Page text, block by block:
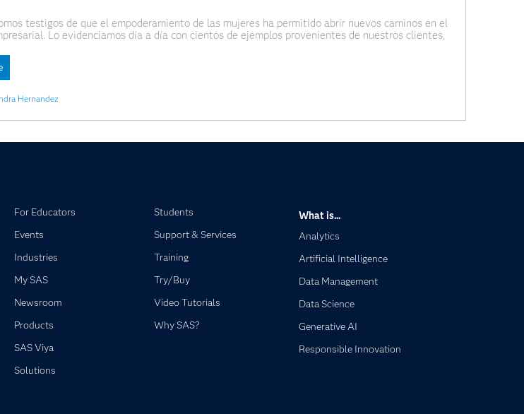
Hernandez
testigos de que el empoderamiento de las mujeres ha permitido abrir nuevos caminos en el
Lo evidenciamos día a día con cientos de ejemplos provenientes de nuestros clientes,
For Educators
Events
Industries
My SAS
Newsroom
Products
SAS Viya
Solutions
Students
Support & Services
Training
Try/Buy
Video Tutorials
Why SAS?
What is...
Analytics
Artificial Intelligence
Data Management
Data Science
Generative AI
Responsible Innovation